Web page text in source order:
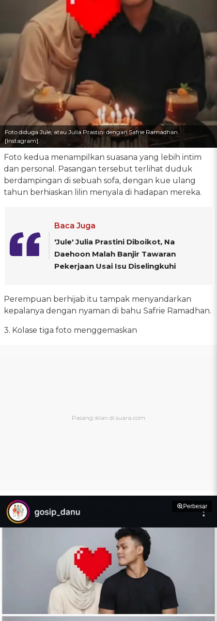
Foto diduga Jule, atau Julia Prastini dengan Safrie Ramadhan
[Instagram]
Foto kedua menampilkan suasana yang lebih intim
dan personal. Pasangan tersebut terlihat duduk
berdampingan di sebuah sofa, dengan kue ulang
tahun berhiaskan lilin menyala di hadapan mereka.
Baca Juga
'Jule' Julia Prastini Diboikot, Na
Daehoon Malah Banjir Tawaran
Pekerjaan Usai Isu Diselingkuhi
Perempuan berhijab itu tampak menyandarkan
kepalanya dengan nyaman di bahu Safrie Ramadhan.
3. Kolase tiga foto menggemaskan
Perbesar